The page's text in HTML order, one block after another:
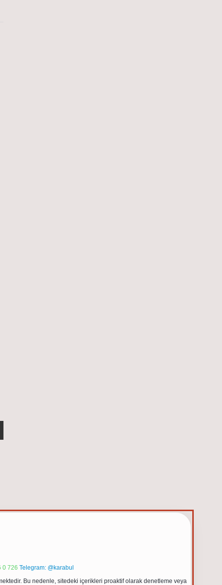
0 726 Telegram: @karabul
Bu nedenle, sitedeki içerikleri proaktif olarak denetleme veya